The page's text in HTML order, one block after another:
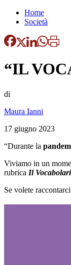
Home
Società
“IL
di
Maura Ianni
17 giugno 2023
“Durante la
Viviamo in un
rubrica Il
Se volete